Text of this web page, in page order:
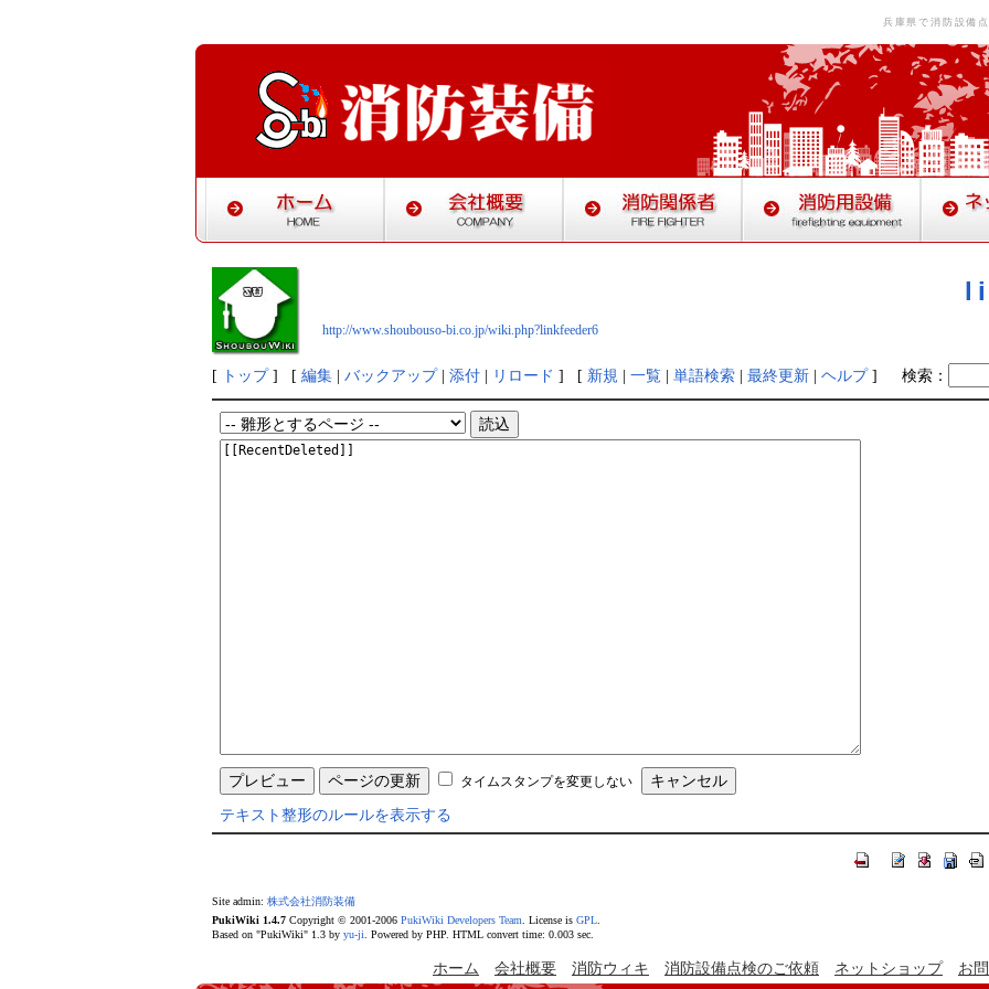
兵庫県で消防設備
http://www.shoubouso-bi.co.jp/wiki.php?linkfeeder6
[ トップ] [ 編集 | バックアップ| 添付 | リロード ] [ 新規 | 一覧 | 単語検索 | 最終更新 | ヘルプ] 検索：
タイムスタンプを変更しない
テキスト整形のルールを表示する
Site admin: 株式会社消防装備
PukiWiki 1.4.7 Copyright © 2001-2006 PukiWiki Developers Team . License is GPL
Based on "PukiWiki" 1.3 by yu-ji . Powered by PHP. HTML convert time: 0.003 sec.
ホーム 会社概要 消防ウィキ 消防設備点検のご依頼 ネットショップ お